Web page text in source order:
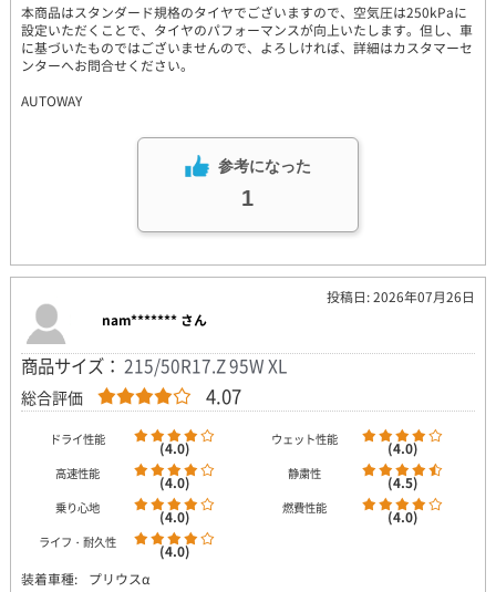
本商品はスタンダード規格のタイヤでございますので、空気圧は250kPaに
設定いただくことで、タイヤのパフォーマンスが向上いたします。但し、車
に基づいたものではございませんので、よろしければ、詳細はカスタマーセ
ンターへお問合せください。
AUTOWAY
参考になった
1
投稿日: 2026年07月26日
nam******* さん
商品サイズ： 215/50R17.Z 95W XL
総合評価 4.07
ドライ性能 (4.0) ウェット性能 (4.0)
高速性能 (4.0) 静粛性 (4.5)
乗り心地 (4.0) 燃費性能 (4.0)
ライフ・耐久性
(4.0)
装着車種:
プリウスα